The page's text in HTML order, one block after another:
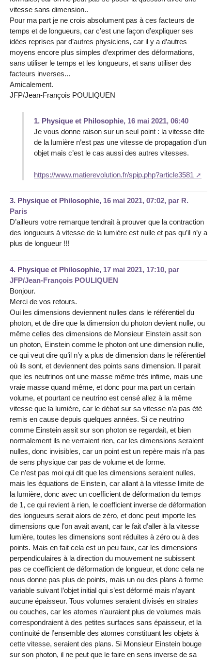
vitesse sans dimension..
Pour ma part je ne crois absolument pas à ces facteurs de
temps et de longueurs, car c’est une façon d’expliquer ses
idées reprises par d’autres physiciens, car il y a d’autres
moyens encore plus simples d’exprimer des déformations,
sans utiliser le temps et les longueurs, et sans utiliser des
facteurs inverses...
Amicalement.
JFP/Jean-François POULIQUEN
1. Physique et Philosophie, 16 mai 2021, 06:40
Je vous donne raison sur un seul point : la vitesse dite
de la lumière n’est pas une vitesse de propagation d’un
objet mais c’est le cas aussi des autres vitesses.
https://www.matierevolution.fr/spip.php?article3581
3. Physique et Philosophie, 16 mai 2021, 07:02, par R.
Paris
D’ailleurs votre remarque tendrait à prouver que la contraction
des longueurs à vitesse de la lumière est nulle et pas qu’il n’y a
plus de longueur !!!
4. Physique et Philosophie, 17 mai 2021, 17:10, par
JFP/Jean-François POULIQUEN
Bonjour.
Merci de vos retours.
Oui les dimensions deviennent nulles dans le référentiel du
photon, et de dire que la dimension du photon devient nulle, ou
même celles des dimensions de Monsieur Einstein assit son
un photon, Einstein comme le photon ont une dimension nulle,
ce qui veut dire qu’il n’y a plus de dimension dans le référentiel
où ils sont, et deviennent des points sans dimension. Il parait
que les neutrinos ont une masse même très infime, mais une
vraie masse quand même, et donc pour ma part un certain
volume, et pourtant ce neutrino est censé allez à la même
vitesse que la lumière, car le débat sur sa vitesse n’a pas été
remis en cause depuis quelques années. Si ce neutrino
comme Einstein assit sur son photon se regardait, et bien
normalement ils ne verraient rien, car les dimensions seraient
nulles, donc invisibles, car un point est un repère mais n’a pas
de sens physique car pas de volume et de forme.
Ce n’est pas moi qui dit que les dimensions seraient nulles,
mais les équations de Einstein, car allant à la vitesse limite de
la lumière, donc avec un coefficient de déformation du temps
de 1, ce qui revient à rien, le coefficient inverse de déformation
des longueurs serait alors de zéro, et donc peut importe les
dimensions que l’on avait avant, car le fait d’aller à la vitesse
lumière, toutes les dimensions sont réduites à zéro ou à des
points. Mais en fait cela est un peu faux, car les dimensions
perpendiculaires à la direction du mouvement ne subissent
pas ce coefficient de déformation de longueur, et donc cela ne
nous donne pas plus de points, mais un ou des plans à forme
variable suivant l’objet initial qui s’est déformé mais n’ayant
aucune épaisseur. Tous volumes seraient divisés en strates
ou couches, car les atomes n’auraient plus de volumes mais
correspondraient à des petites surfaces sans épaisseur, et la
continuité de l’ensemble des atomes constituant les objets à
cette vitesse, seraient des plans. Si Monsieur Einstein bouge
sur son photon, il ne peut que le faire en sens inverse de sa